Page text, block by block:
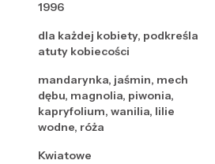
1996
dla każdej kobiety, podkreśla
atuty kobiecości
mandarynka, jaśmin, mech
dębu, magnolia, piwonia,
kapryfolium, wanilia, lilie
wodne, róża
Kwiatowe